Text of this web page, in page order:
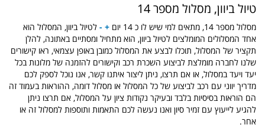
טיול ביוון, מסלול מספר 14
מסלול מספר 14, מתאים למי שיש לו כ 14 יום + - לטיול ביוון, המסלול הוא
אחד המסלולים המומלצים לטיול ביוון, הוא מתחיל ומסתיים באתונה, להלן
תקציר של המסלול, תוכלו לבצע את המסלול כמובן באופן עצמאי, ראו קישורים
שלנו לחברה מומלצת לביצוע השכרת רכב וקישורים להזמנה של מלונות בכל
יעד ויעד במסלול, או אם תרצו, ניתן ליצור איתנו קשר, אנו נוכל לספק לכם
מדריך יווני עם רכב לביצוע של כל המסלול או מסלול דומה, ההוראות בעמוד זה
הם הוראות בסיסיות בלבד ובעיקר נקודות ציון על המסלול, אם תרצו ניתן
להגיע לייעוץ עם זמיר סיון ואנו נעשה לכם התאמות ותוספות למסלול זה או
אחר.